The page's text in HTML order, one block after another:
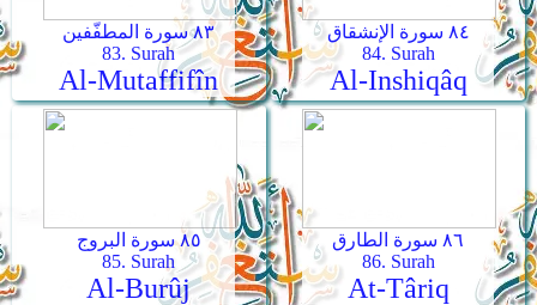
٨٣ سورة المطفّفين
83. Surah
Al-Mutaffifîn
٨٤ سورة الإنشقاق
84. Surah
Al-Inshiqâq
٨٥ سورة البروج
85. Surah
Al-Burûj
٨٦ سورة الطارق
86. Surah
At-Târiq